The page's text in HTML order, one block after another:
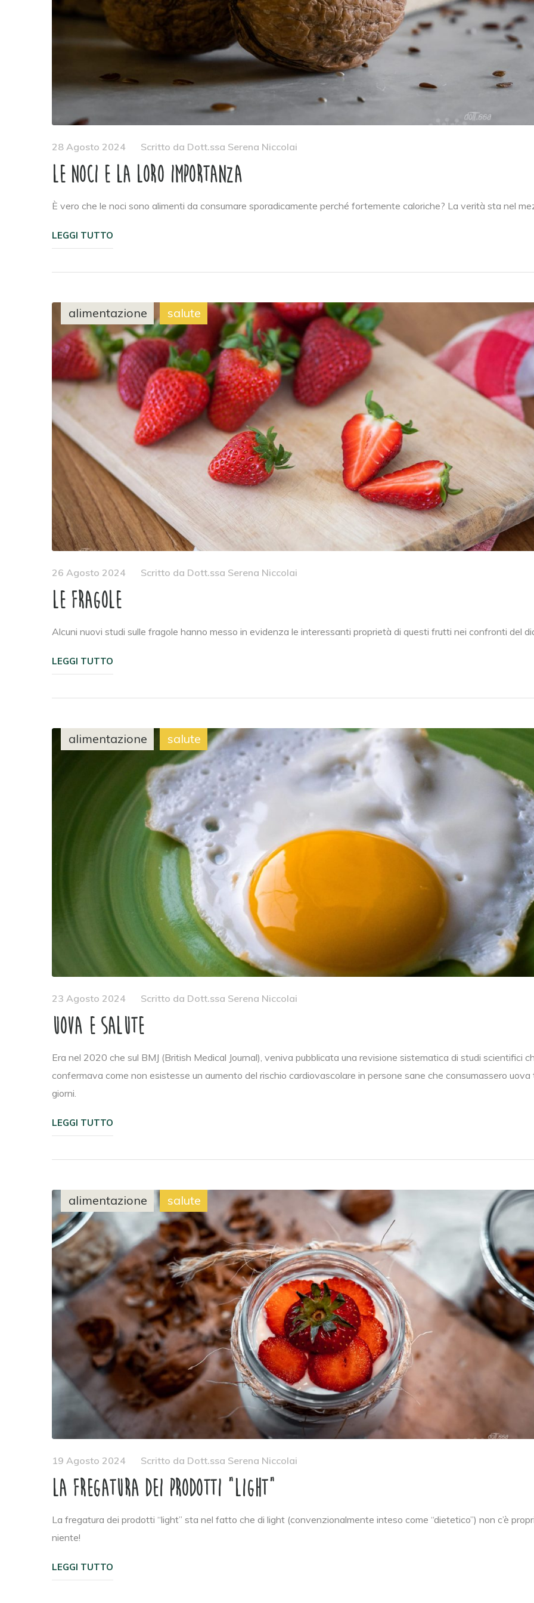
28 Agosto 2024 Scritto da Dott.ssa Serena Niccolai
Le noci e la loro importanza
È vero che le noci sono alimenti da consumare sporadicamente perché fortemente caloriche? La verità sta nel
LEGGI TUTTO
alimentazione salute
26 Agosto 2024 Scritto da Dott.ssa Serena Niccolai
Le fragole
Alcuni nuovi studi sulle fragole hanno messo in evidenza le interessanti proprietà di questi frutti nei confronti del
LEGGI TUTTO
alimentazione salute
23 Agosto 2024 Scritto da Dott.ssa Serena Niccolai
Uova e salute
Era nel 2020 che sul BMJ (British Medical Journal), veniva pubblicata una revisione sistematica di studi scientifici
confermava come non esistesse un aumento del rischio cardiovascolare in persone sane che consumassero uova
giorni.
LEGGI TUTTO
alimentazione salute
19 Agosto 2024 Scritto da Dott.ssa Serena Niccolai
La fregatura dei prodotti “light”
La fregatura dei prodotti “light” sta nel fatto che di light (convenzionalmente inteso come “dietetico”) non c’è
niente!
LEGGI TUTTO